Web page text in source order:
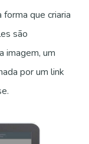
que criaria
são
imagem, um
por um link